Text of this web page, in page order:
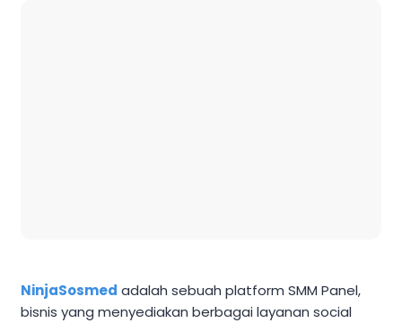
NinjaSosmed adalah sebuah platform SMM Panel,
bisnis yang menyediakan berbagai layanan social